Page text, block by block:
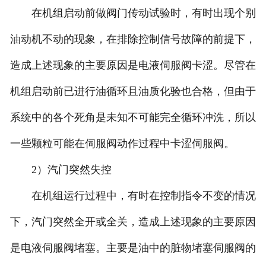
在机组启动前做阀门传动试验时，有时出现个别
油动机不动的现象，在排除控制信号故障的前提下，
造成上述现象的主要原因是电液伺服阀卡涩。尽管在
机组启动前已进行油循环且油质化验也合格，但由于
系统中的各个死角是未知不可能完全循环冲洗，所以
一些颗粒可能在伺服阀动作过程中卡涩伺服阀。
2）汽门突然失控
在机组运行过程中，有时在控制指令不变的情况
下，汽门突然全开或全关，造成上述现象的主要原因
是电液伺服阀堵塞。主要是油中的脏物堵塞伺服阀的